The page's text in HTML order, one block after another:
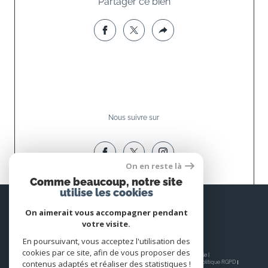
Nous suivre sur
Espace
PROPRIÉTAIRE
Se connecter
© 2026 | Tous droits réservés | Traduction powered by Google |
Nos honoraires
Plan du site Mentions légales Admin Nos liens
Politique RGPD
On en reste là
Comme beaucoup, notre site
utilise les cookies
On aimerait vous accompagner pendant
votre visite.
En poursuivant, vous acceptez l'utilisation des
cookies par ce site, afin de vous proposer des
contenus adaptés et réaliser des statistiques !